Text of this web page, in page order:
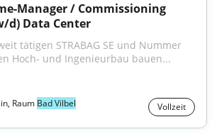
Manager / Commissioning
d) Data Center
tätigen STRABAG SE und Nummer
Hoch- und Ingenieurbau bauen...
Raum Bad Vilbel Vollzeit